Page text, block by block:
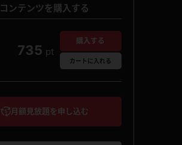
コンテンツを購入する
735 pt
購入する
カート に入れる
月額見放題を申し込む